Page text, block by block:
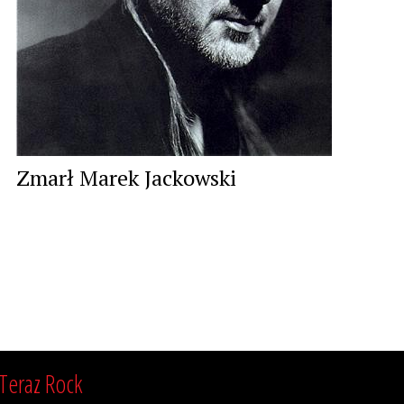
Zmarł Marek Jackowski
Teraz Rock